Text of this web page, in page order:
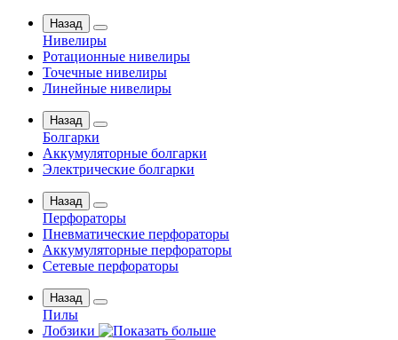
Назад
Нивелиры
Ротационные нивелиры
Точечные нивелиры
Линейные нивелиры
Назад
Болгарки
Аккумуляторные болгарки
Электрические болгарки
Назад
Перфораторы
Пневматические перфораторы
Аккумуляторные перфораторы
Сетевые перфораторы
Назад
Пилы
Лобзики